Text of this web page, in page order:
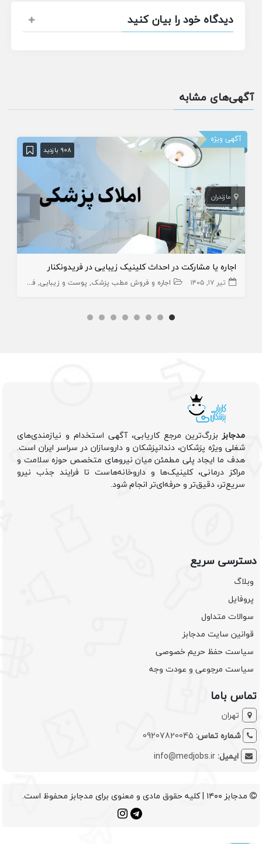
دیدگاه خود را بیان کنید
آگهی‌های مشابه
آگهی ویژه
908 بازدید
مازندران
اجاره یا مشارکت در احداث کلینیک زیبایی در فریدونکنار
تیر ۱۷, ۱۴۰۵ اجاره و فروش مطب پزشک پوست و زیبایی فروش کلینیک های زیبایی
مدجابزبزرگ‌ترین مرجع کاریابی، آگهی استخدام و نیازمندی‌های
شغلی ویژه پزشکان، دندانپزشکان و داروسازان در سراسر ایران است.
هدف ما ایجاد پلی مطمئن میان نیروهای متخصص حوزه سلامت و
مراکز درمانی، کلینیک‌ها و داروخانه‌هاست تا فرایند جذب نیرو
سریع‌تر، دقیق‌تر و حرفه‌ای‌تر انجام شود.
دسترسی سریع
وبلاگ
پروفایل
سوالات متداول
قوانین سایت مدجابز
سیاست حفظ حریم خصوصی
سیاست مرجوعی و عودت وجه
تماس باما
تهران
شماره تماس: 09207820045
ایمیل:info@medjobs.ir
مدجابز ۱۴۰۰ | کلیه حقوق مادی و معنوی برای مدجابز محفوظ است.